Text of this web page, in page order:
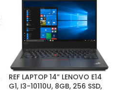
REF LAPTOP 14” LENOVO E14
G1, I3-10110U, 8GB, 256 SSD,